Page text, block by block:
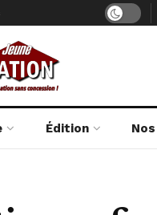
Édition